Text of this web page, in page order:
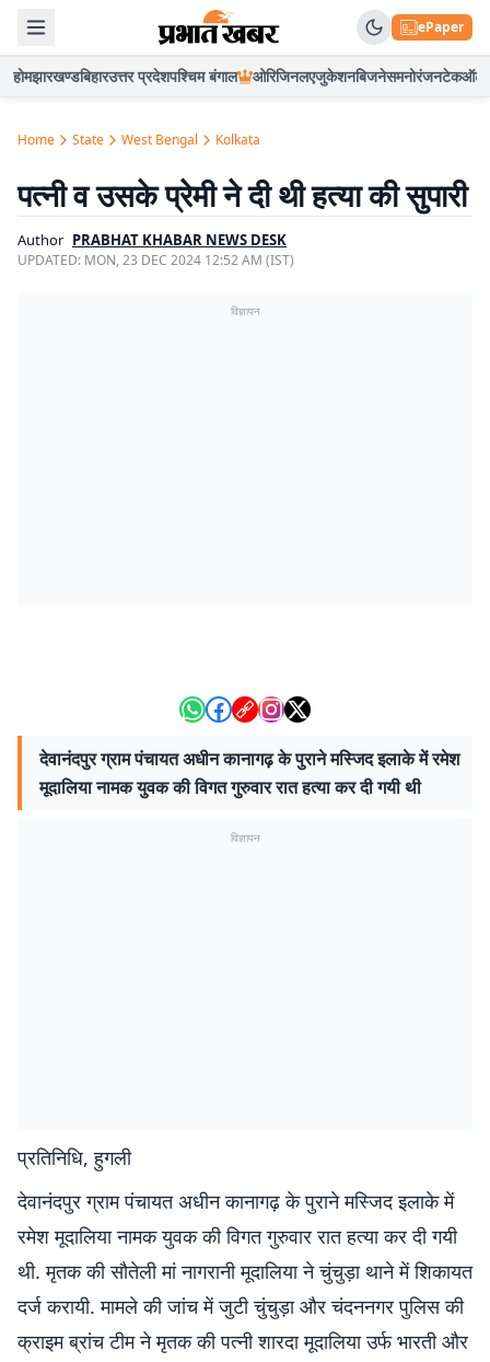
ePaper
होमझारखण्डबिहारउत्तर प्रदेशपश्चिम बंगाल ओरिजिनलएजुकेशनबिजनेसमनोरंजनटेकऑटो
Home State West Bengal Kolkata
पत्नी व उसके प्रेमी ने दी थी हत्या की सुपारी
Author PRABHAT KHABAR NEWS DESK
UPDATED: MON, 23 DEC 2024 12:52 AM (IST)
विज्ञापन
देवानंदपुर ग्राम पंचायत अधीन कानागढ़ के पुराने मस्जिद इलाके में रमेश
मूदालिया नामक युवक की विगत गुरुवार रात हत्या कर दी गयी थी
विज्ञापन
प्रतिनिधि, हुगली
देवानंदपुर ग्राम पंचायत अधीन कानागढ़ के पुराने मस्जिद इलाके में
रमेश मूदालिया नामक युवक की विगत गुरुवार रात हत्या कर दी गयी
थी. मृतक की सौतेली मां नागरानी मूदालिया ने चुंचुड़ा थाने में शिकायत
दर्ज करायी. मामले की जांच में जुटी चुंचुड़ा और चंदननगर पुलिस की
क्राइम ब्रांच टीम ने मृतक की पत्नी शारदा मूदालिया उर्फ भारती और